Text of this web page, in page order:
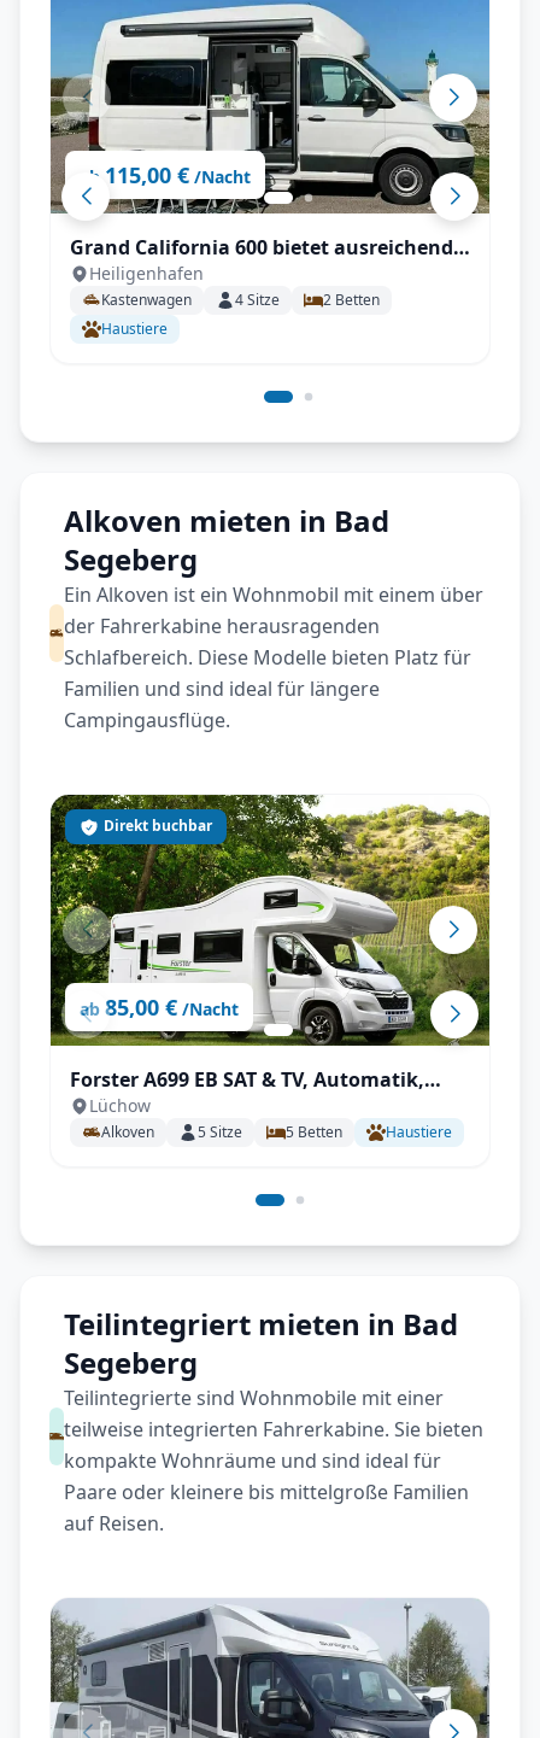
ab 115,00 € /Nacht
Grand California 600 bietet ausreichend
Platz für einen Urlaub ohne
Einschränkungen
Heiligenhafen
Kastenwagen 4Sitze 2 Betten
Haustiere
Alkoven mieten in Bad
Segeberg
Ein Alkoven ist ein Wohnmobil mit einem über
der Fahrerkabine herausragenden
Schlafbereich. Diese Modelle bieten Platz für
Familien und sind ideal für längere
Campingausflüge.
ab 85,00 € /Nacht
Direkt buchbar
Forster A699 EB SAT & TV, Automatik,
Dachklima uvm.
Lüchow
Alkoven 5Sitze 5 Betten Haustiere
Teilintegriert mieten in Bad
Segeberg
Teilintegrierte sind Wohnmobile mit einer
teilweise integrierten Fahrerkabine. Sie bieten
kompakte Wohnräume und sind ideal für
Paare oder kleinere bis mittelgroße Familien
auf Reisen.